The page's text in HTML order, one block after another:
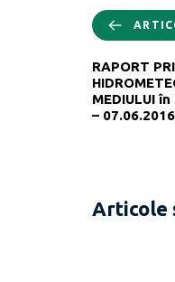
RAPORT
MEDIULUI
–
Articole